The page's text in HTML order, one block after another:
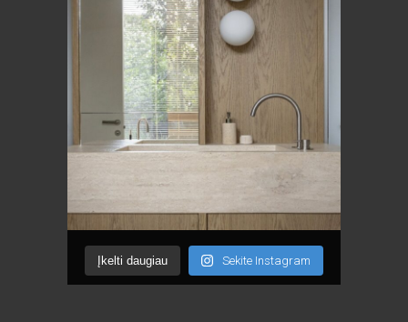
Įkelti daugiau Sekite Instagram